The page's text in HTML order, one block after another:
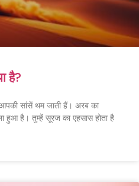
है?
सांसें थम जाती हैं। अरब का
हुआ है। तुम्हें सूरज का एहसास होता है